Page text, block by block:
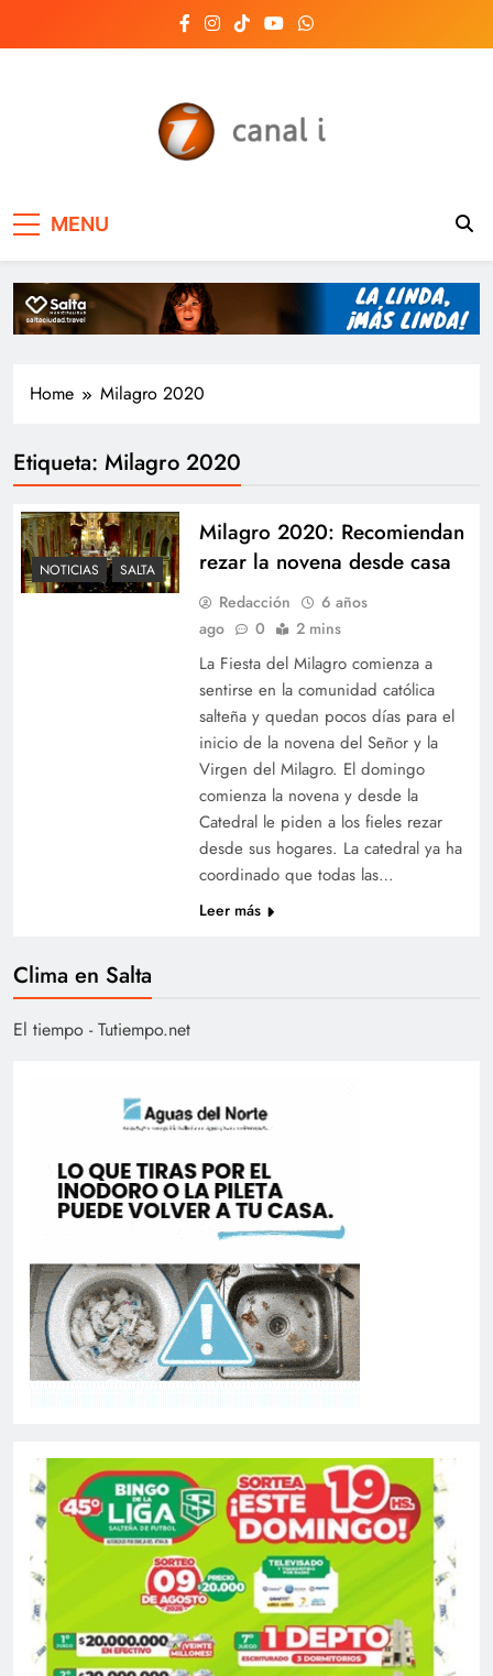
Salta, Argentina y el
mundo, las 24 horas
del día
MENU
Home Milagro 2020
Etiqueta: Milagro 2020
NOTICIAS SALTA
Milagro 2020: Recomiendan
rezar la novena desde casa
Redacción
6 años
ago
0 2 mins
La Fiesta del Milagro comienza a
sentirse en la comunidad católica
salteña y quedan pocos días para el
inicio de la novena del Señor y la
Virgen del Milagro. El domingo
comienza la novena y desde la
Catedral le piden a los fieles rezar
desde sus hogares. La catedral ya ha
coordinado que todas las…
Leer más
Clima en Salta
El tiempo - Tutiempo.net